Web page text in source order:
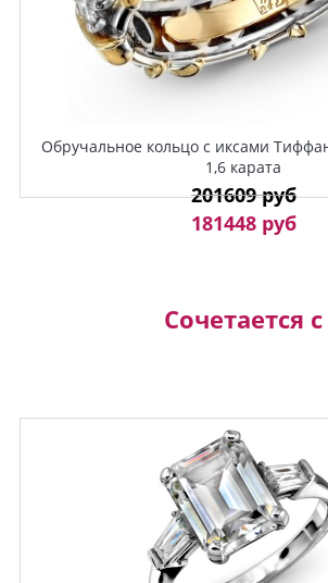
Обручальное кольцо с иксами
1,6 карата
201609 руб
181448 руб
Сочетается с